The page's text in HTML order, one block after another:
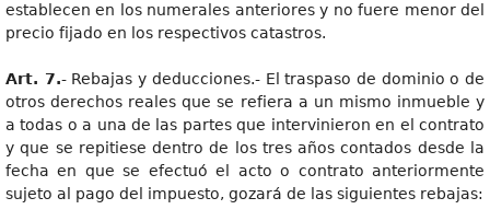
establecen en los numerales anteriores y no fuere menor del
precio fijado en los respectivos catastros.
Art. 7.- Rebajas y deducciones.- El traspaso de dominio o de
otros derechos reales que se refiera a un mismo inmueble y
a todas o a una de las partes que intervinieron en el contrato
y que se repitiese dentro de los tres años contados desde la
fecha en que se efectuó el acto o contrato anteriormente
sujeto al pago del impuesto, gozará de las siguientes rebajas: